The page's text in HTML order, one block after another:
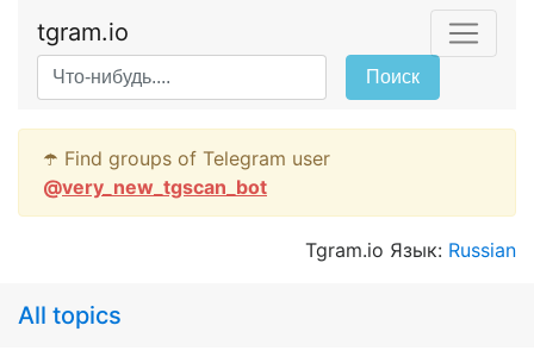
tgram.io
Поиск
☂️ Find groups of Telegram user
@very_new_tgscan_bot
Tgram.io Язык: Russian
All topics